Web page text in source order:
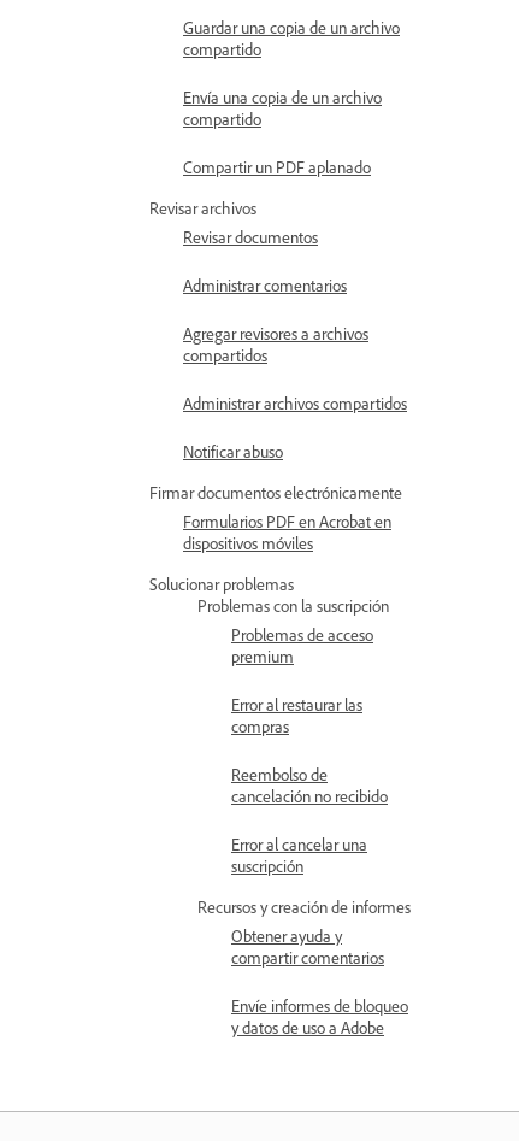
Guardar una copia de un archivo
compartido
Envía una copia de un archivo
compartido
Compartir un PDF aplanado
Revisar archivos
Revisar documentos
Administrar comentarios
Agregar revisores a archivos
compartidos
Administrar archivos compartidos
Notificar abuso
Firmar documentos electrónicamente
Formularios PDF en Acrobat en
dispositivos móviles
Solucionar problemas
Problemas con la suscripción
Problemas de acceso
premium
Error al restaurar las
compras
Reembolso de
cancelación no recibido
Error al cancelar una
suscripción
Recursos y creación de informes
Obtener ayuda y
compartir comentarios
Envíe informes de bloqueo
y datos de uso a Adobe